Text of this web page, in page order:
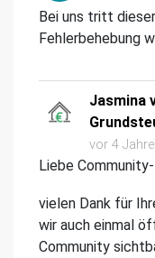
Bei uns tritt
Fehlerbehebung
Jasmina
vor 4
Liebe
vielen Dank für
wir auch einmal
Community